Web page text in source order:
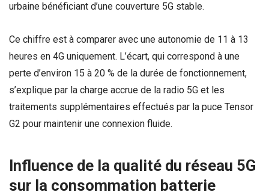
urbaine bénéficiant d’une couverture 5G stable.
Ce chiffre est à comparer avec une autonomie de 11 à 13
heures en 4G uniquement. L’écart, qui correspond à une
perte d’environ 15 à 20 % de la durée de fonctionnement,
s’explique par la charge accrue de la radio 5G et les
traitements supplémentaires effectués par la puce Tensor
G2 pour maintenir une connexion fluide.
Influence de la qualité du réseau 5G
sur la consommation batterie